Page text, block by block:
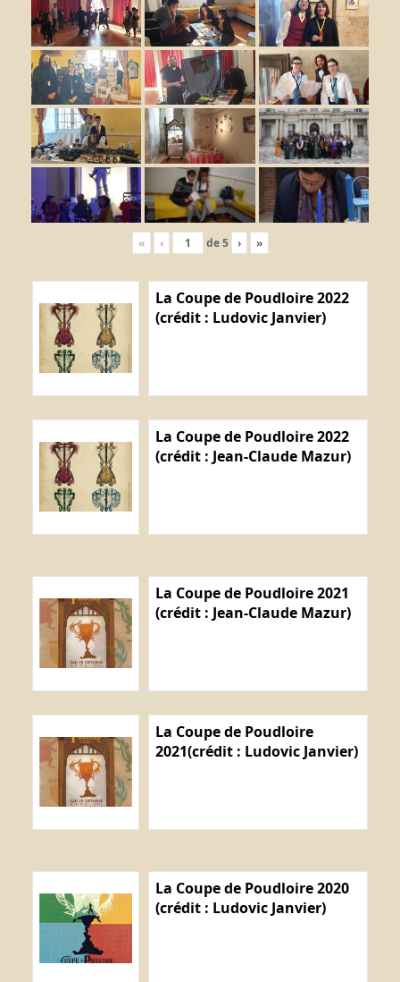
« ‹ de5 › »
La Coupe de Poudloire 2022
(crédit : Ludovic Janvier)
La Coupe de Poudloire 2022
(crédit : Jean-Claude Mazur)
La Coupe de Poudloire 2021
(crédit : Jean-Claude Mazur)
La Coupe de Poudloire
2021(crédit : Ludovic Janvier)
La Coupe de Poudloire 2020
(crédit : Ludovic Janvier)